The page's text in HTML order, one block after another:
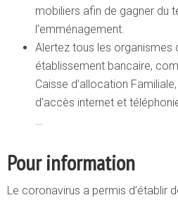
mobiliers afin de gagner du
l’emménagement.
Alertez tous les
établissement bancaire,
Caisse d’allocation
d’accès internet et
Pour information
Le coronavirus a permis d’établir